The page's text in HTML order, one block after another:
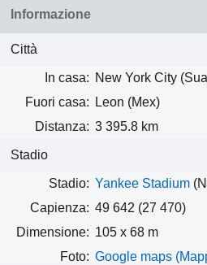
Informazione
Città
In casa: New York City
Fuori casa:
Leon (Mex)
Distanza: 3 395.8 km
Stadio
Stadio: Yankee Stadium
Capienza: 49 642 (27 470)
Dimensione: 105 x 68 m
Foto: Google maps